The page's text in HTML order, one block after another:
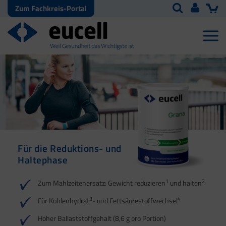
Zum Fachkreis-Portal
Für die Reduktions- und
Haltephase
Zum Mahlzeitenersatz: Gewicht reduzieren1 und halten2
Für Kohlenhydrat3- und Fettsäurestoffwechsel4
Hoher Ballaststoffgehalt (8,6 g pro Portion)
Für die Reduktions- und
Haltephase
1 2
3
4